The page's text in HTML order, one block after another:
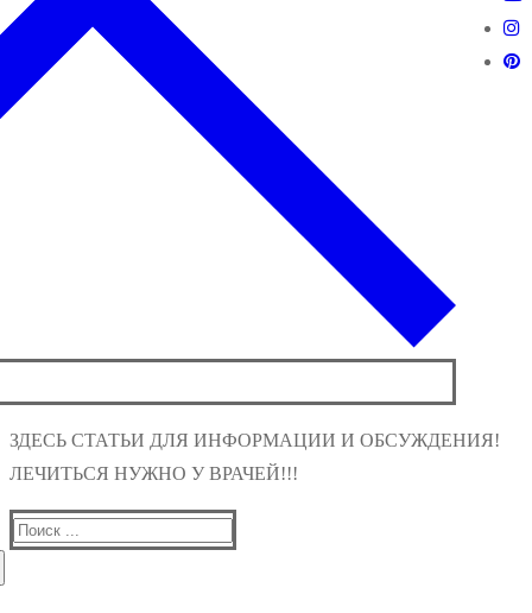
ЗДЕСЬ СТАТЬИ ДЛЯ ИНФОРМАЦИИ И ОБСУЖДЕНИЯ!
ЛЕЧИТЬСЯ НУЖНО У ВРАЧЕЙ!!!
Найти: